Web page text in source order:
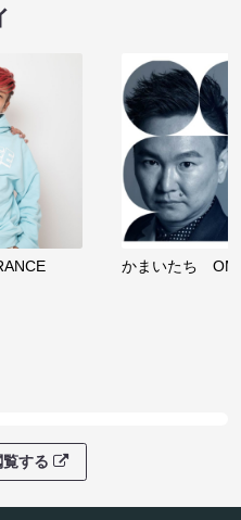
かまいたち
する